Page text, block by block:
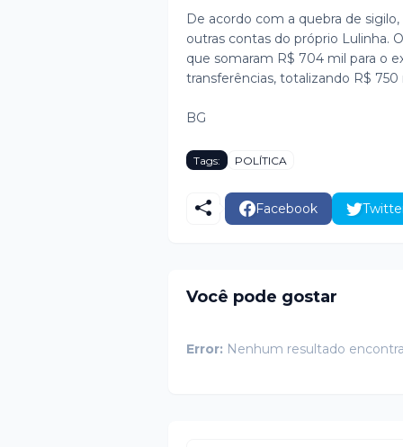
De acordo com a quebra de
outras contas do próprio Lulinha.
que somaram R$ 704 mil para o
transferências, totalizando R$ 750
BG
Tags: POLÍTICA
Facebook
Você pode gostar
Error: Nenhum resultado